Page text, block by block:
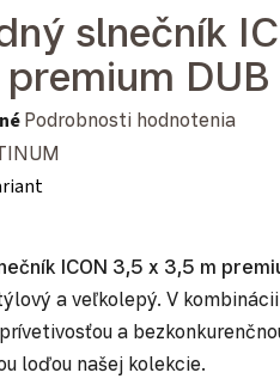
slnečník
DUB
produktu je 0,0 z 5
Podrobnosti hodnotenia
ICON 3,5 x 3,5 m
a veľkolepý. V
a
loďou našej kolekcie.